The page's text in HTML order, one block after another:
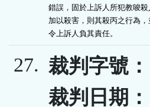
錯誤，固於上訴人所犯教唆
加以殺害，則其殺丙之行為
令上訴人負其責任。
27. 裁判字號：
裁判日期：